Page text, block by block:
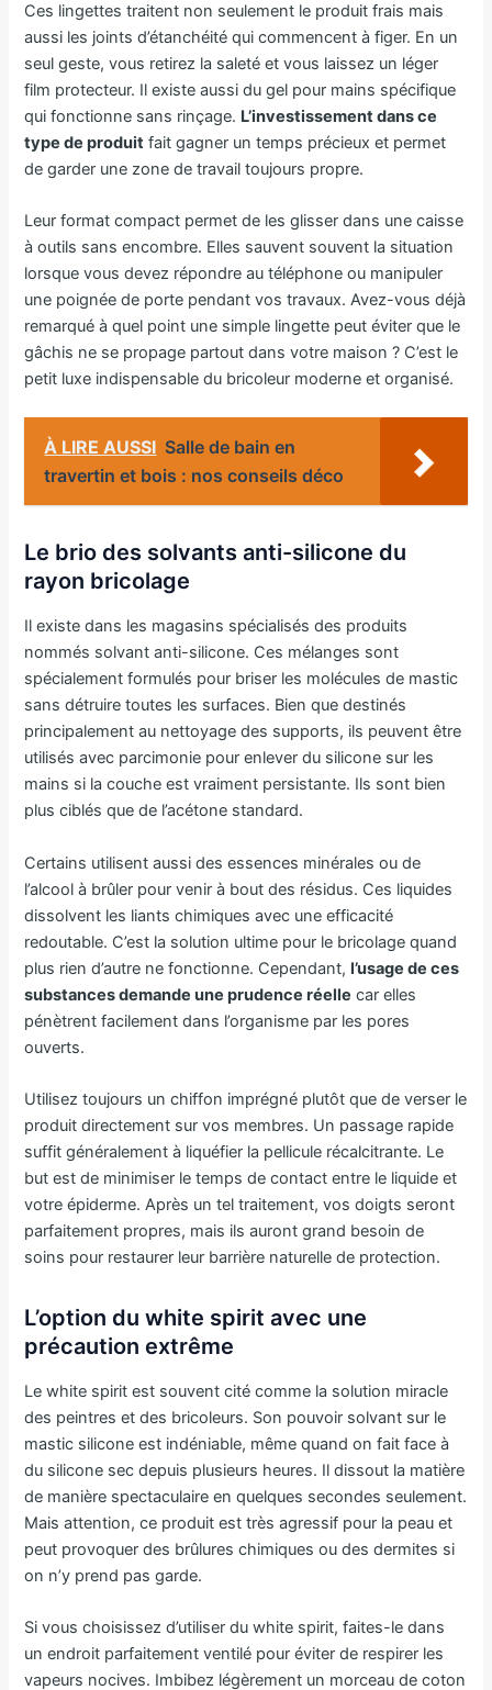
Ces lingettes traitent non seulement le produit frais mais
aussi les joints d’étanchéité qui commencent à figer. En un
seul geste, vous retirez la saleté et vous laissez un léger
film protecteur. Il existe aussi du gel pour mains spécifique
qui fonctionne sans rinçage. L’investissement dans ce
type de produit fait gagner un temps précieux et permet
de garder une zone de travail toujours propre.
Leur format compact permet de les glisser dans une caisse
à outils sans encombre. Elles sauvent souvent la situation
lorsque vous devez répondre au téléphone ou manipuler
une poignée de porte pendant vos travaux. Avez-vous déjà
remarqué à quel point une simple lingette peut éviter que le
gâchis ne se propage partout dans votre maison ? C’est le
petit luxe indispensable du bricoleur moderne et organisé.
À LIRE AUSSI Salle de bain en
travertin et bois : nos conseils déco
Le brio des solvants anti-silicone du
rayon bricolage
Il existe dans les magasins spécialisés des produits
nommés solvant anti-silicone. Ces mélanges sont
spécialement formulés pour briser les molécules de mastic
sans détruire toutes les surfaces. Bien que destinés
principalement au nettoyage des supports, ils peuvent être
utilisés avec parcimonie pour enlever du silicone sur les
mains si la couche est vraiment persistante. Ils sont bien
plus ciblés que de l’acétone standard.
Certains utilisent aussi des essences minérales ou de
l’alcool à brûler pour venir à bout des résidus. Ces liquides
dissolvent les liants chimiques avec une efficacité
redoutable. C’est la solution ultime pour le bricolage quand
plus rien d’autre ne fonctionne. Cependant,l’usage de ces
substances demande une prudence réelle car elles
pénètrent facilement dans l’organisme par les pores
ouverts.
Utilisez toujours un chiffon imprégné plutôt que de verser le
produit directement sur vos membres. Un passage rapide
suffit généralement à liquéfier la pellicule récalcitrante. Le
but est de minimiser le temps de contact entre le liquide et
votre épiderme. Après un tel traitement, vos doigts seront
parfaitement propres, mais ils auront grand besoin de
soins pour restaurer leur barrière naturelle de protection.
L’option du white spirit avec une
précaution extrême
Le white spirit est souvent cité comme la solution miracle
des peintres et des bricoleurs. Son pouvoir solvant sur le
mastic silicone est indéniable, même quand on fait face à
du silicone sec depuis plusieurs heures. Il dissout la matière
de manière spectaculaire en quelques secondes seulement.
Mais attention, ce produit est très agressif pour la peau et
peut provoquer des brûlures chimiques ou des dermites si
on n’y prend pas garde.
Si vous choisissez d’utiliser du white spirit, faites-le dans
un endroit parfaitement ventilé pour éviter de respirer les
vapeurs nocives. Imbibez légèrement un morceau de coton